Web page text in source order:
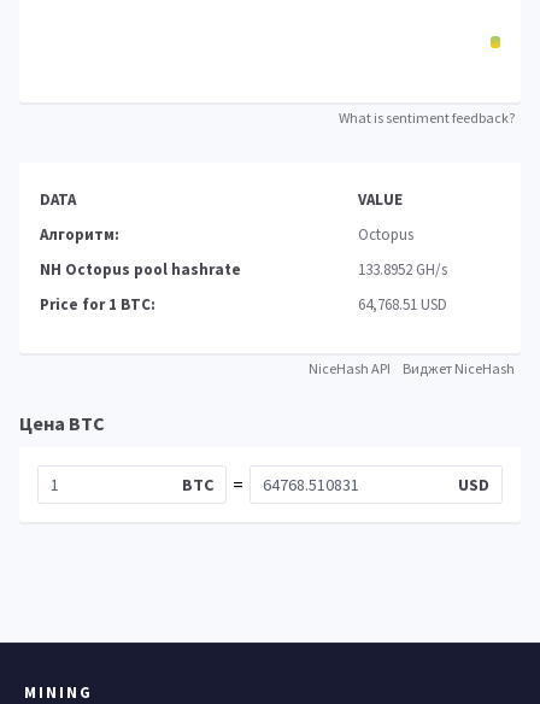
What is sentiment feedback?
DATA
VALUE
Алгоритм:
Octopus
NH Octopus pool hashrate
133.8952 GH/s
Price for 1 BTC:
64,768.51 USD
NiceHash API Виджет NiceHash
Цена BTC
BTC = USD
MINING